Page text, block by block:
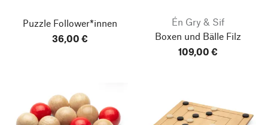
Puzzle Follower*innen
36,00 €
Én Gry & Sif
Boxen und Bälle Filz
109,00 €